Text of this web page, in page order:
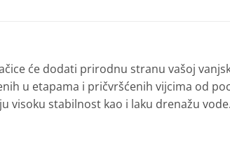
će dodati prirodnu stranu vašoj
u etapama i pričvršćenih vijcima od
visoku stabilnost kao i laku drenažu vode.